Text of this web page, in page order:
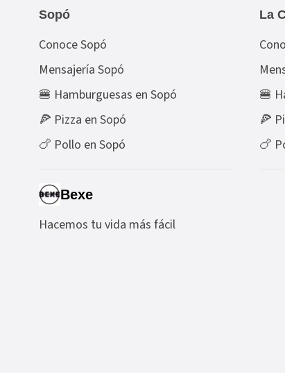
Sopó
Conoce Sopó
Mensajería Sopó
🍔 Hamburguesas en Sopó
🍕 Pizza en Sopó
🍗 Pollo en Sopó
La
🍔
🍕
🍗
Bexe
Hacemos tu vida más fácil